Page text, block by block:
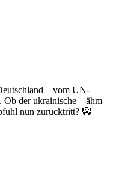
– vom UN-
Ob der ukrainische – ähm
nun zurücktritt? 🤡